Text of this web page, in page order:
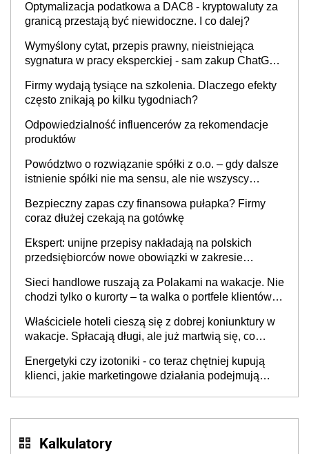
Optymalizacja podatkowa a DAC8 - kryptowaluty za
granicą przestają być niewidoczne. I co dalej?
Wymyślony cytat, przepis prawny, nieistniejąca
sygnatura w pracy eksperckiej - sam zakup ChatGPT
Firmy wydają tysiące na szkolenia. Dlaczego efekty
często znikają po kilku tygodniach?
Odpowiedzialność influencerów za rekomendacje
produktów
Powództwo o rozwiązanie spółki z o.o. – gdy dalsze
istnienie spółki nie ma sensu, ale nie wszyscy
Bezpieczny zapas czy finansowa pułapka? Firmy
coraz dłużej czekają na gotówkę
Ekspert: unijne przepisy nakładają na polskich
przedsiębiorców nowe obowiązki w zakresie
Sieci handlowe ruszają za Polakami na wakacje. Nie
chodzi tylko o kurorty – ta walka o portfele klientów
cichu
Właściciele hoteli cieszą się z dobrej koniunktury w
wakacje. Spłacają długi, ale już martwią się, co
Energetyki czy izotoniki - co teraz chętniej kupują
klienci, jakie marketingowe działania podejmują
Kalkulatory